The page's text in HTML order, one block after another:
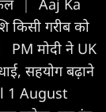
किसी गरीब को
PM मोदी ने UK
सहयोग बढ़ाने
1 August